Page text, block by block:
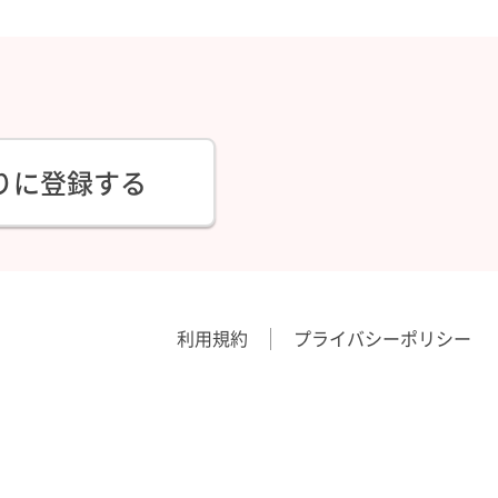
に登録する
利用規約 プライバシーポリシー